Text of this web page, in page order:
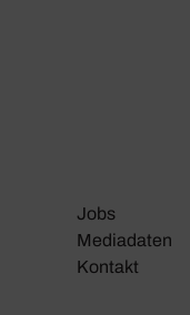
Jobs
Media­daten
Kontakt